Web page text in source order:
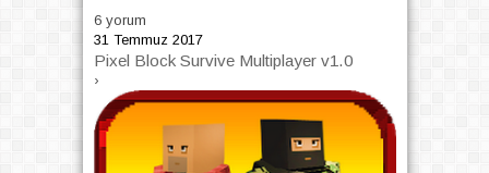
6 yorum
31 Temmuz 2017
Pixel Block Survive Multiplayer v1.0
›